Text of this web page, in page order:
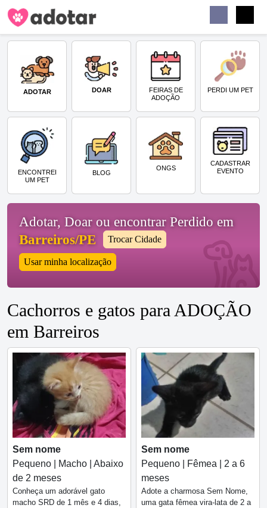
ADOTAR DOAR
FEIRAS DE
ADOÇÃO
PERDI UM PET
ENCONTREI
UM PET
BLOG
ONGS
CADASTRAR
EVENTO
Adotar, Doar ou encontrar Perdido em
Barreiros/PE
Trocar Cidade
Usar minha localização
Cachorros e gatos para ADOÇÃO
em Barreiros
Sem nome
Pequeno | Macho | Abaixo
de 2 meses
Conheça um adorável gato
macho SRD de 1 mês e 4 dias,
Sem nome
Pequeno | Fêmea | 2 a 6
meses
Adote a charmosa Sem Nome,
uma gata fêmea vira-lata de 2 a